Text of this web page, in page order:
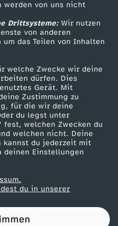
werden von uns nicht
Drittsysteme:Wir nutzen
von anderen
das Teilen von Inhalten
welche Zwecke wir deine
dürfen. Dies
Gerät. Mit
Zustimmung zu
für die wir deine
du legst unter
welchen Zwecken du
welchen nicht. Deine
kannst du jederzeit mit
Einstellungen
du in unserer